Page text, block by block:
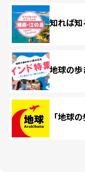
知れば
地球の
「地球